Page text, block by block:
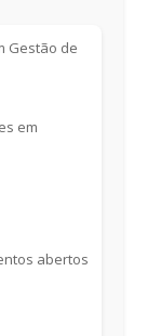
Gestão de
em
abertos